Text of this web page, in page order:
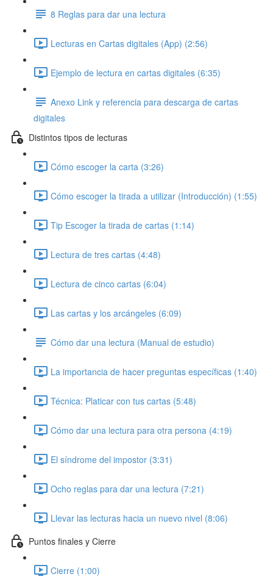
8 Reglas para dar una lectura
Lecturas en Cartas digitales (App) (2:56)
Ejemplo de lectura en cartas digitales (6:35)
Anexo Link y referencia para descarga de cartas
digitales
Distintos tipos de lecturas
Cómo escoger la carta (3:26)
Cómo escoger la tirada a utilizar (Introducción) (1:55)
Tip Escoger la tirada de cartas (1:14)
Lectura de tres cartas (4:48)
Lectura de cinco cartas (6:04)
Las cartas y los arcángeles (6:09)
Cómo dar una lectura (Manual de estudio)
La importancia de hacer preguntas específicas (1:40)
Técnica: Platicar con tus cartas (5:48)
Cómo dar una lectura para otra persona (4:19)
El síndrome del impostor (3:31)
Ocho reglas para dar una lectura (7:21)
Llevar las lecturas hacia un nuevo nivel (8:06)
Puntos finales y Cierre
Cierre (1:00)